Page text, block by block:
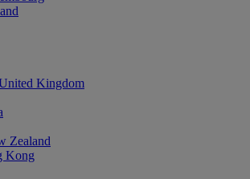
Kingdom
Zealand
Kong